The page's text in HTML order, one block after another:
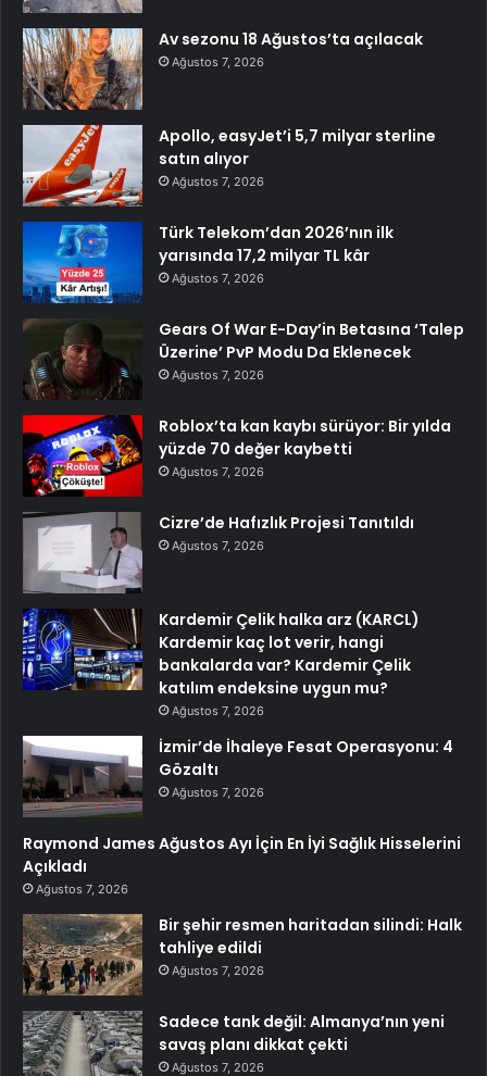
Av sezonu 18 Ağustos’ta açılacak
Ağustos 7, 2026
Apollo, easyJet’i 5,7 milyar sterline
satın alıyor
Ağustos 7, 2026
Türk Telekom’dan 2026’nın ilk
yarısında 17,2 milyar TL kâr
Ağustos 7, 2026
Gears Of War E-Day’in Betasına ‘Talep
Üzerine’ PvP Modu Da Eklenecek
Ağustos 7, 2026
Roblox’ta kan kaybı sürüyor: Bir yılda
yüzde 70 değer kaybetti
Ağustos 7, 2026
Cizre’de Hafızlık Projesi Tanıtıldı
Ağustos 7, 2026
Kardemir Çelik halka arz (KARCL)
Kardemir kaç lot verir, hangi
bankalarda var? Kardemir Çelik
katılım endeksine uygun mu?
Ağustos 7, 2026
İzmir’de İhaleye Fesat Operasyonu: 4
Gözaltı
Ağustos 7, 2026
Raymond James Ağustos Ayı İçin En İyi Sağlık Hisselerini
Açıkladı
Ağustos 7, 2026
Bir şehir resmen haritadan silindi: Halk
tahliye edildi
Ağustos 7, 2026
Sadece tank değil: Almanya’nın yeni
savaş planı dikkat çekti
Ağustos 7, 2026